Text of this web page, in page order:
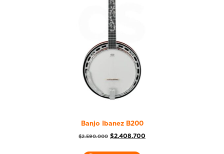
Banjo Ibanez B200
$2.590.000 $2.408.700